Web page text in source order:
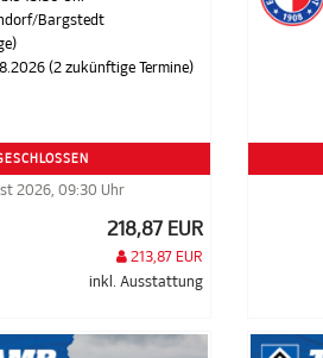
Bargstedt
(2 zukünftige Termine)
2026, 09:30 Uhr
218,87 EUR
213,87 EUR
inkl. Ausstattung